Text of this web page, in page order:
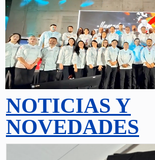
NOTICIAS Y
NOVEDADES